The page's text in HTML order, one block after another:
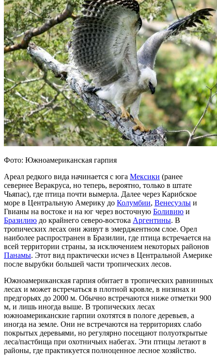
Фото: Южноамериканская гарпия
Ареал редкого вида начинается с юга Мексики (ранее
севернее Веракруса, но теперь, вероятно, только в штате
Чьяпас), где птица почти вымерла. Далее через Карибское
море в Центральную Америку до Колумбии, Венесуэлы и
Гвианы на востоке и на юг через восточную Боливию и
Бразилию до крайнего северо-востока Аргентины. В
тропических лесах они живут в эмерджентном слое. Орел
наиболее распространен в Бразилии, где птица встречается на
всей территории страны, за исключением некоторых районов
Панамы. Этот вид практически исчез в Центральной Америке
после вырубки большей части тропических лесов.
Южноамериканская гарпия обитает в тропических равнинных
лесах и может встречаться в плотной кровле, в низинах и
предгорьях до 2000 м. Обычно встречаются ниже отметки 900
м, и лишь иногда выше. В тропических лесах
южноамериканские гарпии охотятся в пологе деревьев, а
иногда на земле. Они не встречаются на территориях слабо
покрытых деревьями, но регулярно посещают полуоткрытые
леса/пастбища при охотничьих набегах. Эти птицы летают в
районы, где практикуется полноценное лесное хозяйство.